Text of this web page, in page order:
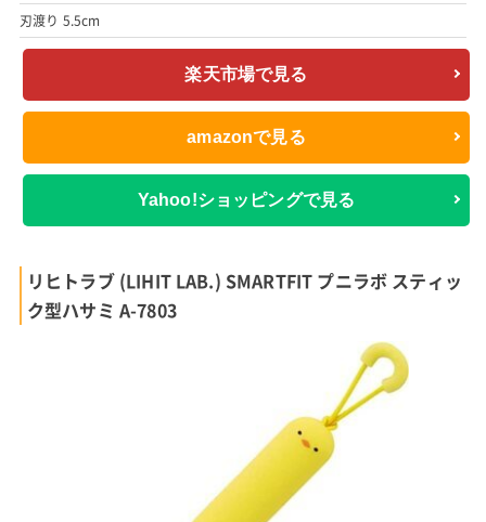
刃渡り 5.5cm
楽天市場で見る
amazonで見る
Yahoo!ショッピングで見る
リヒトラブ (LIHIT LAB.) SMARTFIT プニラボ スティッ
ク型ハサミ A-7803